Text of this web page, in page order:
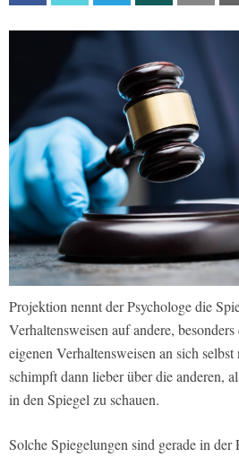
Projektion nennt der Psychologe die
Verhaltensweisen auf andere,
eigenen Verhaltensweisen an sich
schimpft dann lieber über die anderen,
in den Spiegel zu schauen.
Solche Spiegelungen sind gerade in der